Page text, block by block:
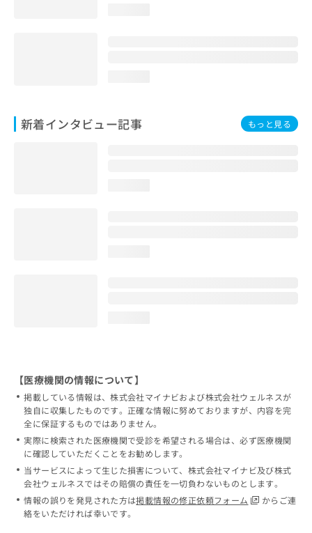
新着インタビュー記事 もっと見る
【医療機関の情報について】
掲載している情報は、株式会社マイナビおよび株式会社ウェルネスが
独自に収集したものです。正確な情報に努めておりますが、内容を完
全に保証するものではありません。
実際に検索された医療機関で受診を希望される場合は、必ず医療機関
に確認していただくことをお勧めします。
当サービスによって生じた損害について、株式会社マイナビ及び株式
会社ウェルネスではその賠償の責任を一切負わないものとします。
情報の誤りを発見された方は掲載情報の修正依頼フォーム
からご連
絡をいただければ幸いです。